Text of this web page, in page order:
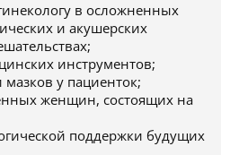
в осложненных
и акушерских
инструментов;
у пациенток;
женщин, состоящих на
поддержки будущих